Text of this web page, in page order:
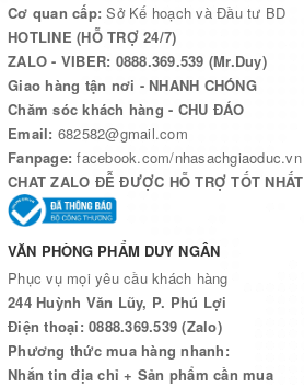
Cơ quan cấp:Sở Kế hoạch và Đầu tư BD
HOTLINE (HỖ TRỢ 24/7)
ZALO - VIBER: 0888.369.539 (Mr.Duy)
Giao hàng tận nơi - NHANH CHÓNG
Chăm sóc khách hàng - CHU ĐÁO
Email: 682582@gmail.com
Fanpage:facebook.com/nhasachgiaoduc.vn
CHAT ZALO ĐỄ ĐƯỢC HỖ TRỢ TỐT NHẤT
VĂN PHÒNG PHẨM DUY NGÂN
Phục vụ mọi yêu cầu khách hàng
244 Huỳnh Văn Lũy, P. Phú Lợi
Điện thoại: 0888.369.539 (Zalo)
Phương thức mua hàng nhanh:
Nhắn tin địa chỉ + Sản phẩm cần mua